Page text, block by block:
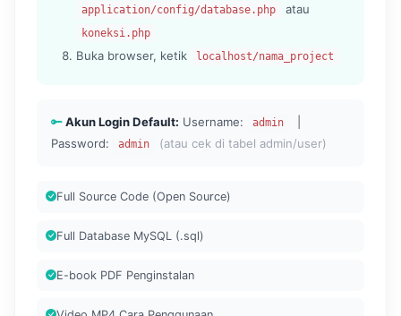
application/config/database.php atau
koneksi.php
Buka browser, ketik localhost/nama_project
Akun Login Default: Username: admin
Password:
admin (atau cek di tabel admin/user)
Full Source Code (Open Source)
Full Database MySQL (.sql)
E-book PDF Penginstalan